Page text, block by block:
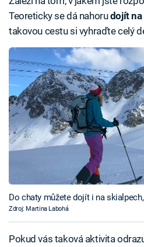
Teoreticky se dá nahorudojít na
takovou cestu si vyhraďte celý
Do chaty můžete dojít i na
Zdroj: Martina Labohá
Pokud vás taková aktivita